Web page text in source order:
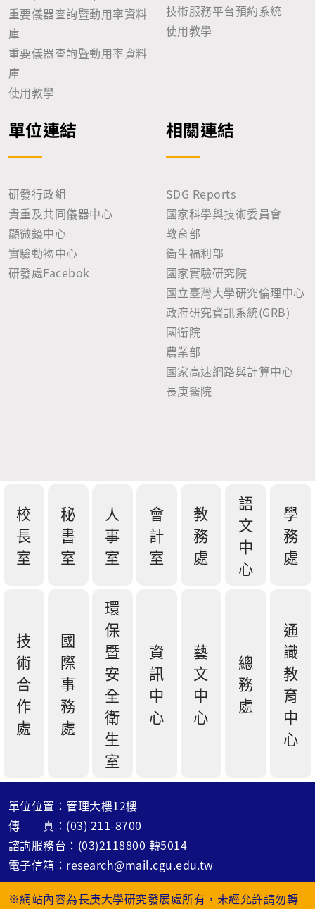
重要儀器查詢暨動用率資料
庫
重要儀器查詢暨動用率資料
庫
使用教學
技術服務平台預約系統
使用教學
單位連結
研發行政組
貴重及共同儀器中心
顯微鏡中心
實驗動物中心
研發處Facebok
相關連結
SDG Reports
國家科學與技術委員會
教育部
衛生福利部
國家實驗研究院
國立臺灣大學研究倫理中心
政府研究資訊系統(GRB)
國衛院
農業部
國家高速網路與計算中心
長庚醫院
校
長
室
秘
書
室
人
事
室
會
計
室
教
務
處
語
文
中
心
學
務
處
技
術
合
作
處
國
際
事
務
處
環
保
暨
安
全
衛
生
室
資
訊
中
心
藝
文
中
心
總
務
處
通
識
教
育
中
心
單位位置：管理大樓12樓
傳 真：(03) 211-8700
諮詢服務台：(03)2118800 轉5014
電子信箱：research@mail.cgu.edu.tw
※網站內容為長庚大學研究發展處所有，未經允許請勿轉